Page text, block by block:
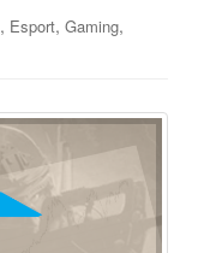
, Esport, Gaming,